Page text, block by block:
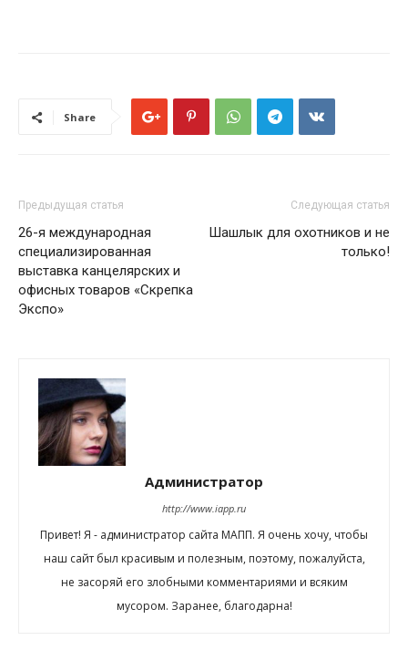
Share
Предыдущая статья
26-я международная
специализированная
выставка канцелярских и
офисных товаров «Скрепка
Экспо»
Следующая статья
Шашлык для охотников и не
только!
Администратор
http://www.iapp.ru
Привет! Я - администратор сайта МАПП. Я очень хочу, чтобы
наш сайт был красивым и полезным, поэтому, пожалуйста,
не засоряй его злобными комментариями и всяким
мусором. Заранее, благодарна!